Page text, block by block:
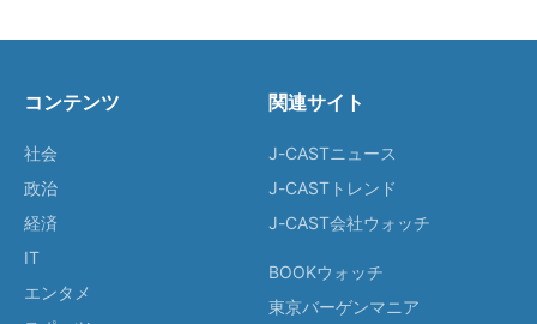
コンテンツ
社会
政治
経済
IT
エンタメ
関連サイト
J-CASTニュース
J-CASTトレンド
J-CAST会社ウォッチ
BOOKウォッチ
東京バーゲンマニア